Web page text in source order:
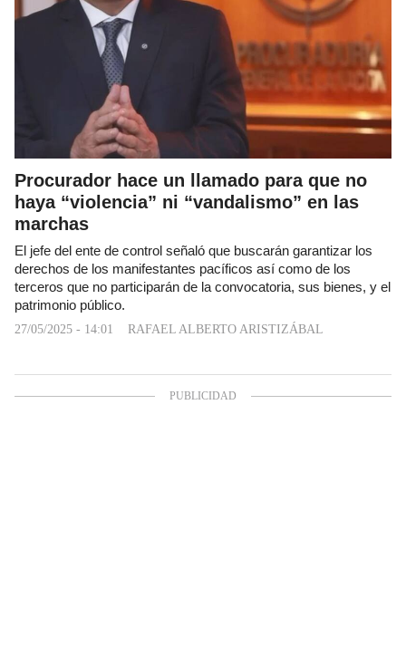
Procurador hace un llamado para que no
haya “violencia” ni “vandalismo” en las
marchas
El jefe del ente de control señaló que buscarán garantizar los
derechos de los manifestantes pacíficos así como de los
terceros que no participarán de la convocatoria, sus bienes, y el
patrimonio público.
27/05/2025 - 14:01 RAFAEL ALBERTO ARISTIZÁBAL